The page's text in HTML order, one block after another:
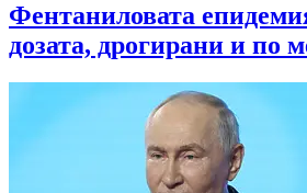
Фентаниловата
дозата, дрогирани и по